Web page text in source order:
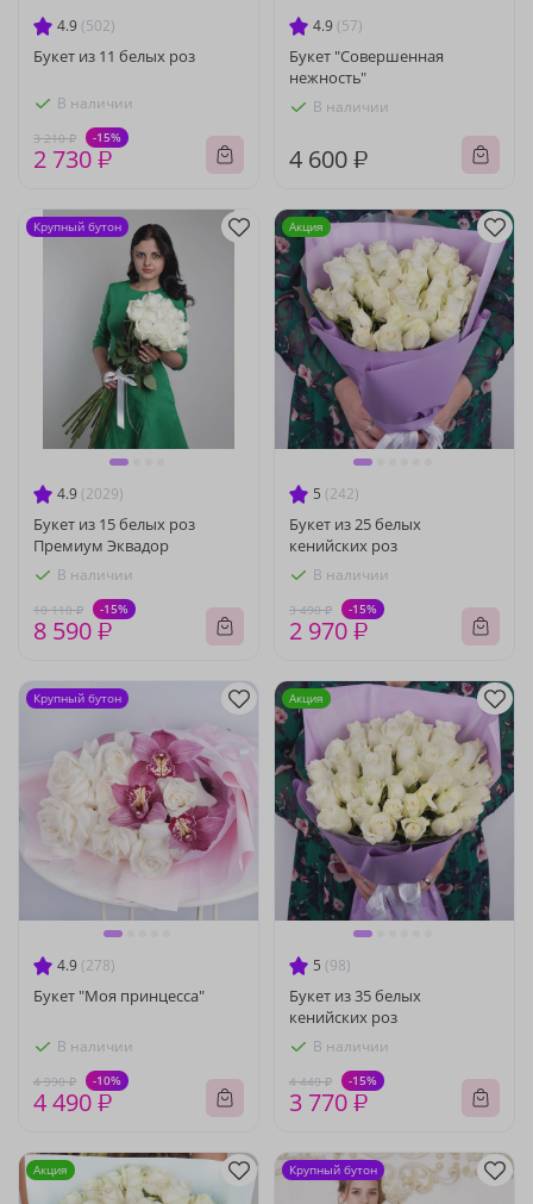
4.9 (502)
Букет из 11 белых роз
В наличии
3 210 ₽ -15%
2 730 ₽
4.9 (57)
Букет "Совершенная
нежность"
В наличии
4 600 ₽
4.9 (2029)
Букет из 15 белых роз
Премиум Эквадор
В наличии
10 110 ₽ -15%
8 590 ₽
Крупный бутон
5 (242)
Букет из 25 белых
кенийских роз
В наличии
3 490 ₽ -15%
2 970 ₽
Акция
4.9 (278)
Букет "Моя принцесса"
В наличии
4 990 ₽ -10%
4 490 ₽
Крупный бутон
5 (98)
Букет из 35 белых
кенийских роз
В наличии
4 440 ₽ -15%
3 770 ₽
Акция
Акция Крупный бутон